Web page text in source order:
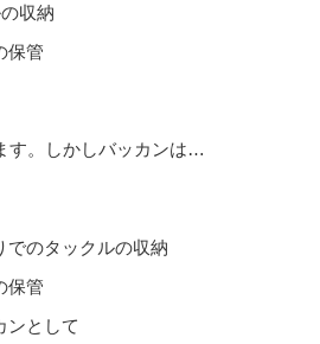
収納
保管
す。しかしバッカンは…
でのタックルの収納
保管
ンとして